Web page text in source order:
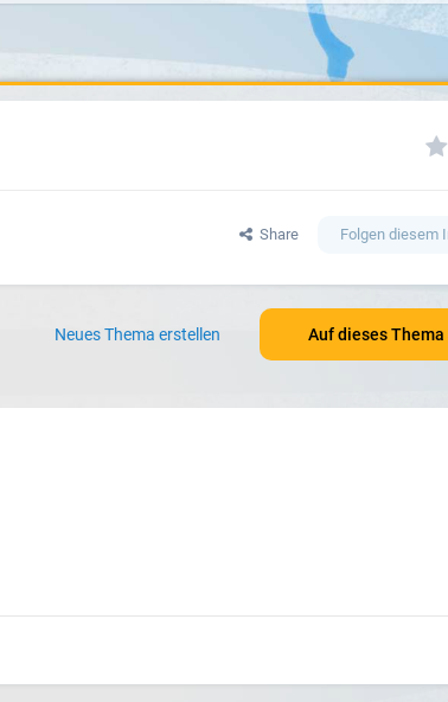
Share Folgen diesem
Auf dieses
Neues Thema erstellen